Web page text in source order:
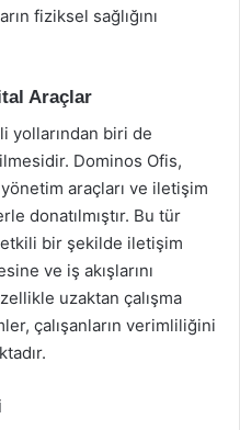
fiziksel sağlığını
Araçlar
yollarından biri de
Dominos Ofis,
araçları ve iletişim
donatılmıştır. Bu tür
etkili bir şekilde iletişim
ve iş akışlarını
uzaktan çalışma
çalışanların verimliliğini